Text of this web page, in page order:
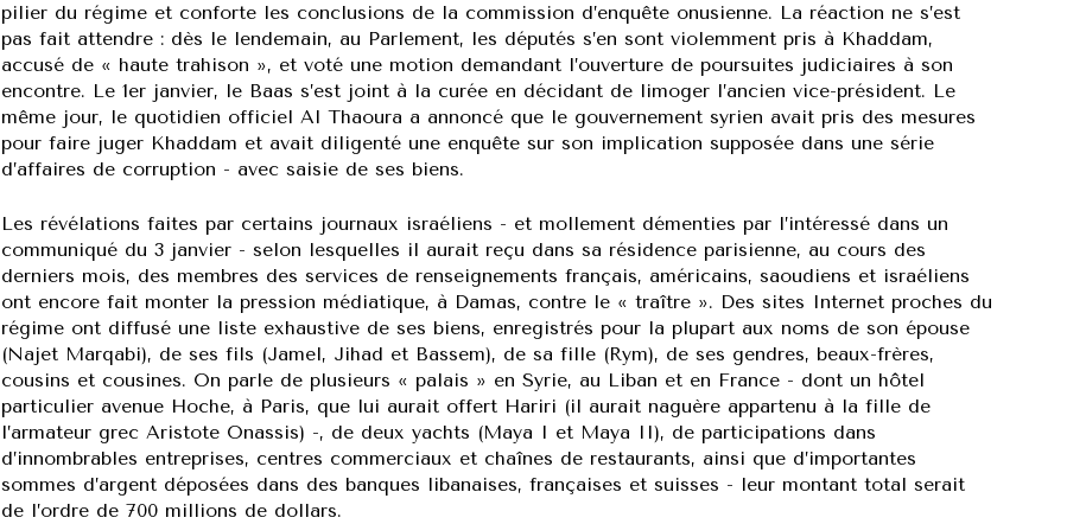
pilier du régime et conforte les conclusions de la commission d’enquête onusienne. La réaction ne s’est
pas fait attendre : dès le lendemain, au Parlement, les députés s’en sont violemment pris à Khaddam,
accusé de « haute trahison », et voté une motion demandant l’ouverture de poursuites judiciaires à son
encontre. Le 1er janvier, le Baas s’est joint à la curée en décidant de limoger l’ancien vice-président. Le
même jour, le quotidien officiel Al Thaoura a annoncé que le gouvernement syrien avait pris des mesures
pour faire juger Khaddam et avait diligenté une enquête sur son implication supposée dans une série
d’affaires de corruption - avec saisie de ses biens.
Les révélations faites par certains journaux israéliens - et mollement démenties par l’intéressé dans un
communiqué du 3 janvier - selon lesquelles il aurait reçu dans sa résidence parisienne, au cours des
derniers mois, des membres des services de renseignements français, américains, saoudiens et israéliens
ont encore fait monter la pression médiatique, à Damas, contre le « traître ». Des sites Internet proches du
régime ont diffusé une liste exhaustive de ses biens, enregistrés pour la plupart aux noms de son épouse
(Najet Marqabi), de ses fils (Jamel, Jihad et Bassem), de sa fille (Rym), de ses gendres, beaux-frères,
cousins et cousines. On parle de plusieurs « palais » en Syrie, au Liban et en France - dont un hôtel
particulier avenue Hoche, à Paris, que lui aurait offert Hariri (il aurait naguère appartenu à la fille de
l’armateur grec Aristote Onassis) -, de deux yachts (Maya I et Maya II), de participations dans
d’innombrables entreprises, centres commerciaux et chaînes de restaurants, ainsi que d’importantes
sommes d’argent déposées dans des banques libanaises, françaises et suisses - leur montant total serait
de l’ordre de 700 millions de dollars.